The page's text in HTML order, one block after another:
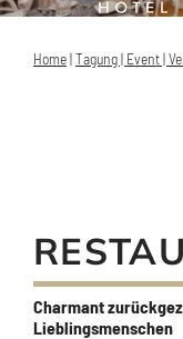
Home|Tagung | Event |
Charmant
Lieblingsmenschen